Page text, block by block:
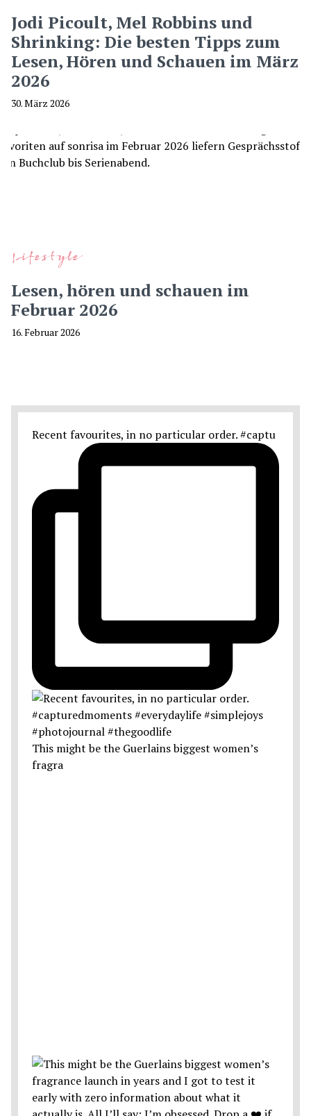
Jodi Picoult, Mel Robbins und
Shrinking: Die besten Tipps zum
Lesen, Hören und Schauen im März
2026
30. März 2026
Lifestyle
Lesen, hören und schauen im
Februar 2026
16. Februar 2026
Recent favourites, in no particular order. #captu
This might be the Guerlains biggest women’s
fragra